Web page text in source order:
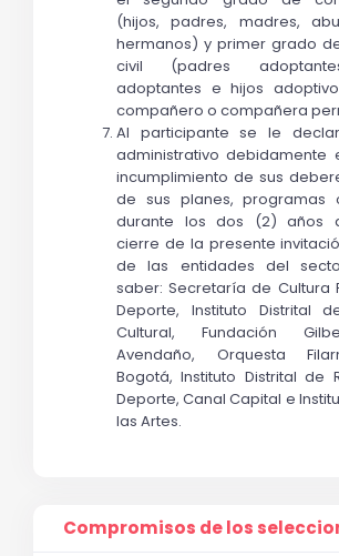
(hijos, padres, madres,
hermanos) y primer grado
civil (padres
adoptantes e hijos
compañero o compañera
Al participante se le
administrativo debidamente
incumplimiento de sus
de sus planes, programas
durante los dos (2) años
cierre de la presente
de las entidades del
saber: Secretaría de Cultura
Deporte, Instituto Distrital
Cultural, Fundación
Avendaño, Orquesta
Bogotá, Instituto Distrital de
Deporte, Canal Capital e
las Artes.
Compromisos de los